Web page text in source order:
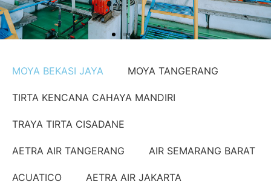
MOYA BEKASI JAYA MOYA TANGERANG
TIRTA KENCANA CAHAYA MANDIRI
TRAYA TIRTA CISADANE
AETRA AIR TANGERANG AIR SEMARANG BARAT
ACUATICO AETRA AIR JAKARTA